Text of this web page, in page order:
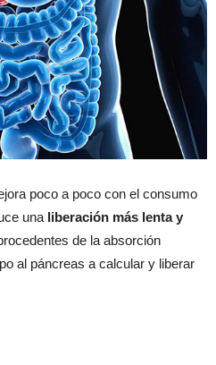
poco a poco con el consumo
una liberación más lenta y
de la absorción
al páncreas a calcular y liberar